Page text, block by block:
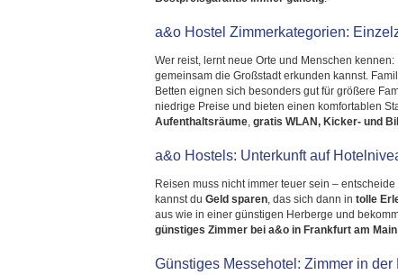
a&o Hostel Zimmerkategorien:
Wer reist, lernt neue Orte und Menschen
gemeinsam die Großstadt erkunden kannst.
Betten eignen sich besonders gut für größere
niedrige Preise und bieten einen komfortablen
Aufenthaltsräume, gratis WLAN, Kicker- und
a&o Hostels: Unterkunft auf
Reisen muss nicht immer teuer sein –
kannst du Geld sparen, das sich dann in tolle
aus wie in einer günstigen Herberge und
günstiges Zimmer bei a&o in Frankfurt am Main
Günstiges Messehotel: Zimmer in